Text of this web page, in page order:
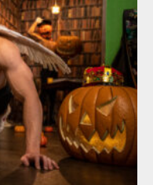
他 AKIHITO(細マッチョ)
兵庫)